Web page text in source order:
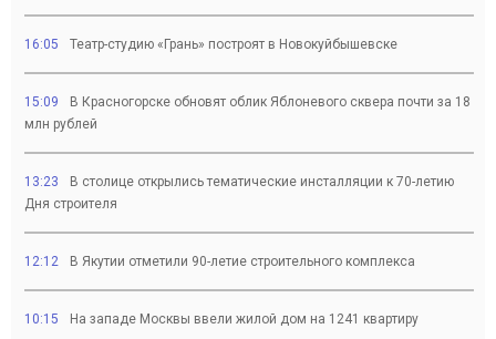
16:05 Театр-студию «Грань» построят в Новокуйбышевске
15:09
В Красногорске обновят облик Яблоневого сквера почти за 18
млн рублей
13:23
В столице открылись тематические инсталляции к 70-летию
Дня строителя
12:12 В Якутии отметили 90-летие строительного комплекса
10:15 На западе Москвы ввели жилой дом на 1241 квартиру